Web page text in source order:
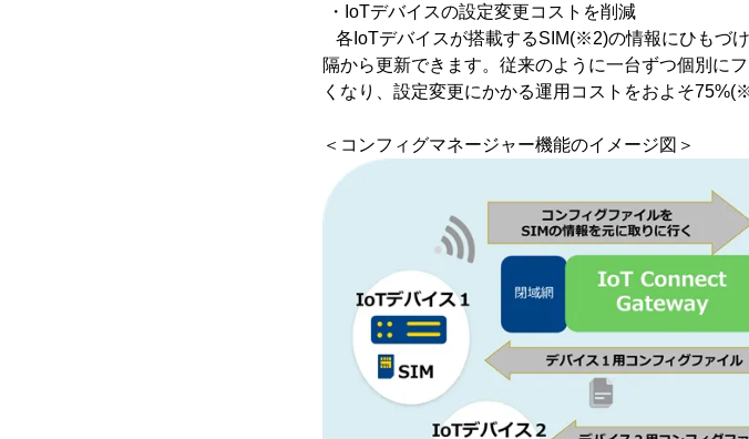
・IoTデバイスの設定変更コストを削減
各IoTデバイスが搭載するSIM(※2)の情報にひもづ
隔から更新できます。従来のように一台ずつ個別に
くなり、設定変更にかかる運用コストをおよそ
＜コンフィグマネージャー機能のイメージ図＞